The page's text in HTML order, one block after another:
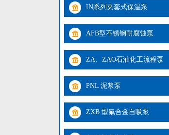
IN系列夹套式保温泵
AFB型不锈钢耐腐蚀泵
ZA、ZAO石油化工流程泵
PNL 泥浆泵
ZXB 型氟合金自吸泵